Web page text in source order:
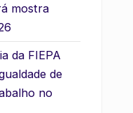
mostra
da FIEPA
de
no